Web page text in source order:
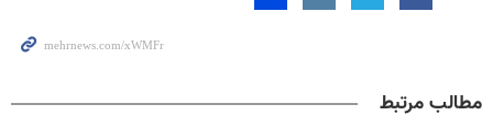
مطالب مرتبط